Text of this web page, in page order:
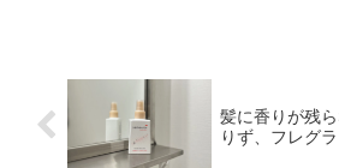
髪に香りが残
りず、フレグ